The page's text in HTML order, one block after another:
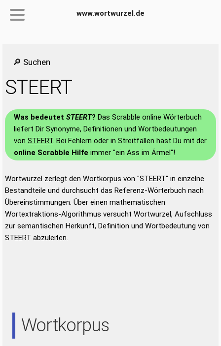
www.wortwurzel.de
🔎 Suchen
STEERT
Was bedeutet STEERT? Das Scrabble online Wörterbuch
liefert Dir Synonyme, Definitionen und Wortbedeutungen
von STEERT. Bei Fehlern oder in Streitfällen hast Du mit der
online Scrabble Hilfe immer "ein Ass im Ärmel"!
Wortwurzel zerlegt den Wortkorpus von "STEERT" in einzelne
Bestandteile und durchsucht das Referenz-Wörterbuch nach
Übereinstimmungen. Über einen mathematischen
Wortextraktions-Algorithmus versucht Wortwurzel, Aufschluss
zur semantischen Herkunft, Definition und Wortbedeutung von
STEERT abzuleiten.
Wortkorpus